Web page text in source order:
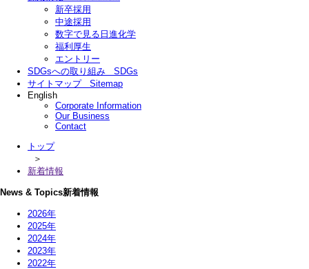
新卒採用
中途採用
数字で見る日進化学
福利厚生
エントリー
SDGsへの取り組み SDGs
サイトマップ Sitemap
English
Corporate Information
Our Business
Contact
トップ
＞
新着情報
News & Topics新着情報
2026年
2025年
2024年
2023年
2022年